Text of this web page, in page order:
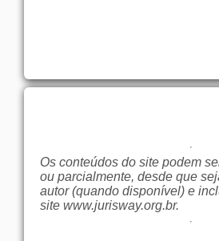
Os conteúdos do site podem
ou parcialmente, desde que
autor (quando disponível) e
site www.jurisway.org.br.